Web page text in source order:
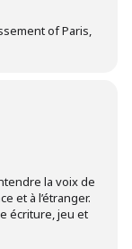
of Paris,
la voix de
et à l’étranger.
écriture, jeu et